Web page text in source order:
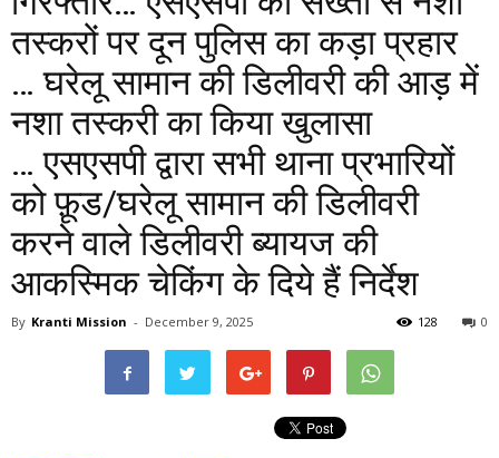
तस्करों पर दून पुलिस का कड़ा प्रहार
… घरेलू सामान की डिलीवरी की आड़ में
नशा तस्करी का किया खुलासा
… एसएसपी द्वारा सभी थाना प्रभारियों
को फ़ूड/घरेलू सामान की डिलीवरी
करने वाले डिलीवरी ब्यायज की
आकस्मिक चेकिंग के दिये हैं निर्देश
By Kranti Mission - December 9, 2025 0
128